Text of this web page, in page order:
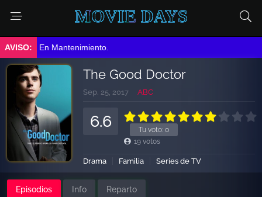
MOVIE DAYS
➤ En Mantenimiento.
The Good Doctor
Sep. 25, 2017 ABC
Tu voto: 0
6.6
19 votos
Drama Familia Series de TV
Episodios Info Reparto